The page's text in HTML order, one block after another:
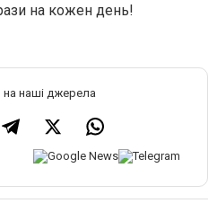
на кожен день!
на наші джерела